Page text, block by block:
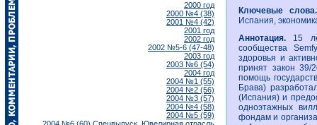
2000 год
2000 №4 (38)
2001 №4 (42)
2001 год
2002 год
2002 №5-6 (47-48)
2003 год
2003 №6 (54)
2004 год
2004 №1 (55)
2004 №2 (56)
2004 №3 (57)
2004 №4 (58)
2004 №5 (59)
Ключевые слова.
Испания,
Аннотация. 15
сообщества
здоровья и
принят закон 39/
помощь
Брава)
(Испания) и
одноэтажных
фондам и